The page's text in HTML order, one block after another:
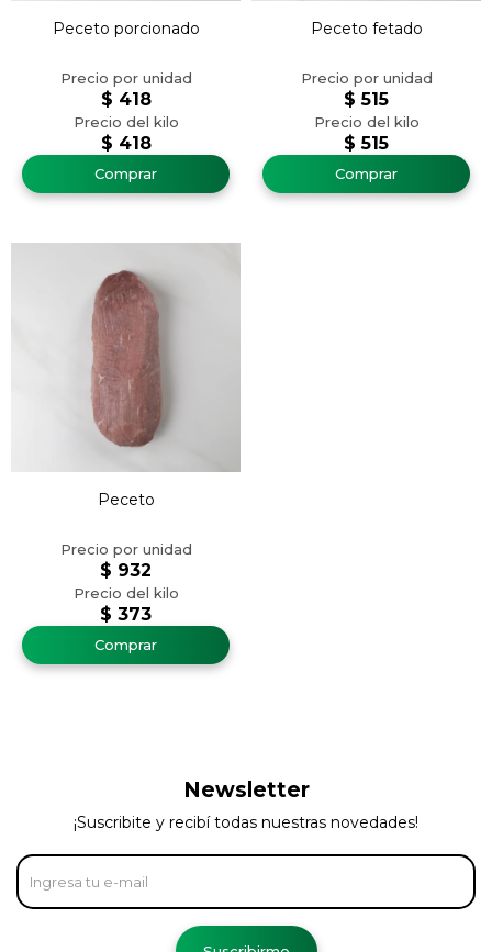
Peceto porcionado
$ 418
$ 418
Peceto fetado
$ 515
$ 515
Peceto
$ 373
$ 932
Newsletter
¡Suscribite y recibí todas nuestras novedades!